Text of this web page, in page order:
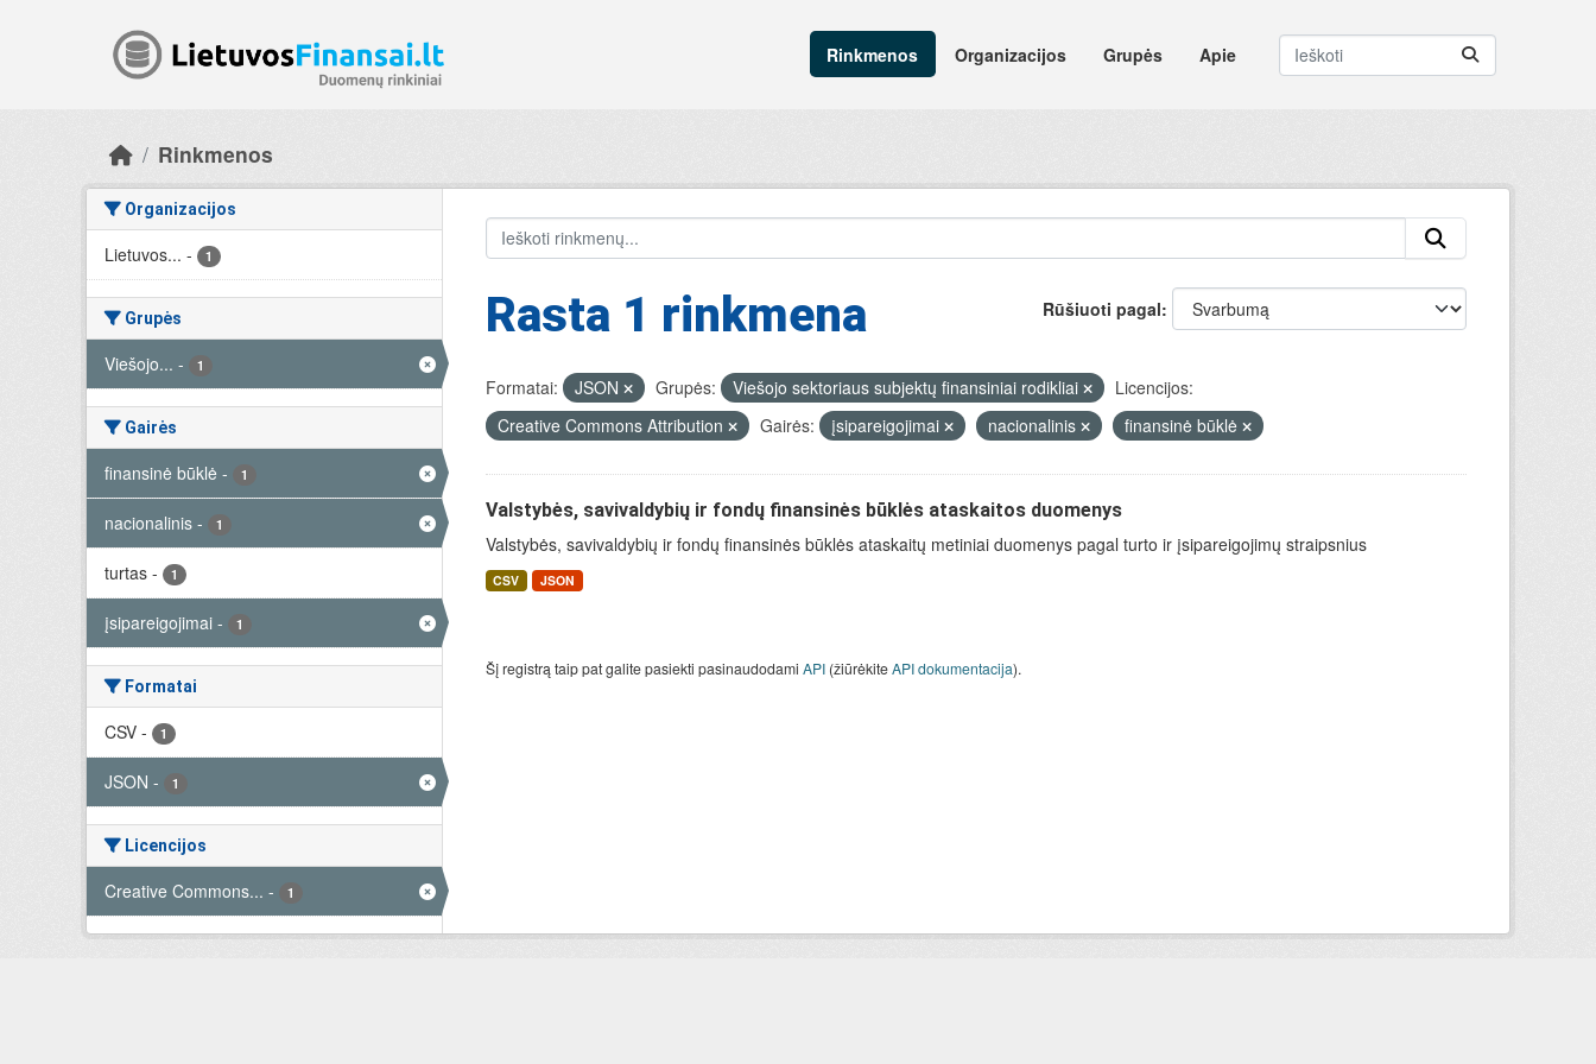
Rinkmenos
Organizacijos Grupės Apie
Rinkmenos
Organizacijos
Lietuvos... - 1
Grupės
Viešojo... - 1
Gairės
finansinė būklė - 1
nacionalinis - 1
turtas - 1
įsipareigojimai - 1
Formatai
CSV - 1
JSON - 1
Licencijos
Creative Commons... - 1
Rūšiuoti pagal
Rasta 1 rinkmena
Formatai: JSON Grupės: Viešojo sektoriaus subjektų finansiniai rodikliai
Licencijos:
Creative Commons Attribution
Gairės: įsipareigojimai nacionalinis finansinė būklė
Valstybės, savivaldybių ir fondų finansinės būklės ataskaitos duomenys
Valstybės, savivaldybių ir fondų finansinės būklės ataskaitų metiniai duomenys pagal turto ir įsipareigojimų straipsnius
CSV JSON
Šį registrą taip pat galite pasiekti pasinaudodami API(žiūrėkiteAPI dokumentacija).